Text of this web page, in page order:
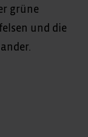
grüne
und die